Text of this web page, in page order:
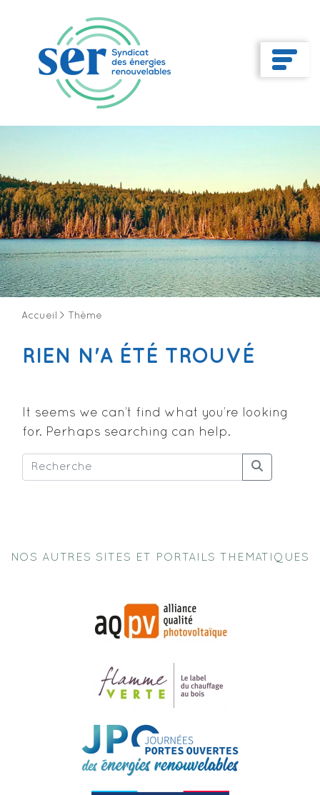
Accueil > Thème
RIEN N'A ÉTÉ TROUVÉ
It seems we can’t find what you’re looking
for. Perhaps searching can help.
NOS AUTRES SITES ET PORTAILS THEMATIQUES